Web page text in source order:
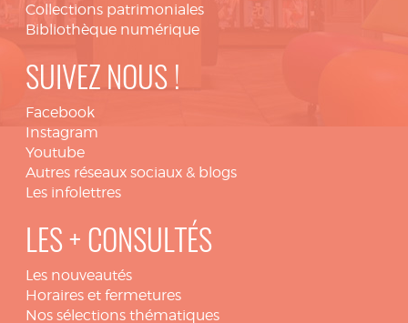
Collections patrimoniales
Bibliothèque numérique
SUIVEZ NOUS !
Facebook
Instagram
Youtube
Autres réseaux sociaux & blogs
Les infolettres
LES + CONSULTÉS
Les nouveautés
Horaires et fermetures
Nos sélections thématiques